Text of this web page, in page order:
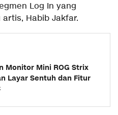
Log In yang
Habib Jakfar.
Monitor Mini ROG Strix
Layar Sentuh dan Fitur